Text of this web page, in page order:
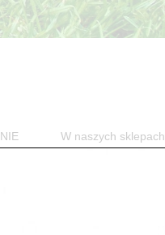
W naszych sklepach